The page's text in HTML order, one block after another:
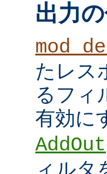
出力
たレス
るフィ
有効に
ィルタ